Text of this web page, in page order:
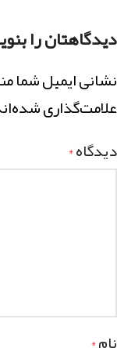
دیدگاهتان را
نشانی ایمیل شما
علامت‌گذاری
دیدگاه*